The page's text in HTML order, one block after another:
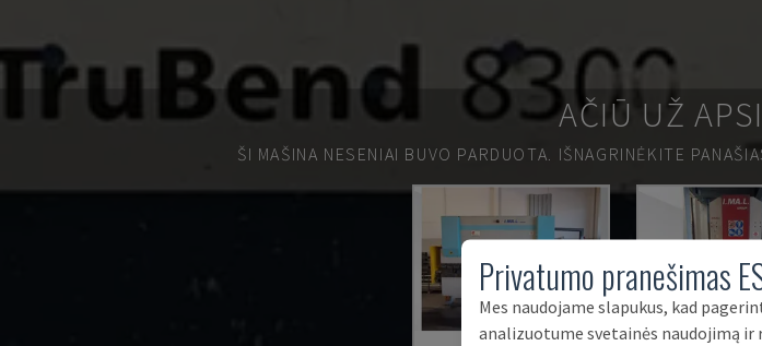
AČIŪ UŽ
ŠI MAŠINA NESENIAI BUVO PARDUOTA. IŠNAGRINĖKITE
Privatumo pranešimas
Mes naudojame slapukus, kad
analizuotume svetainės naudojimą